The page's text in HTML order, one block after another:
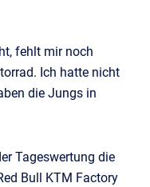
fehlt mir noch
Ich hatte nicht
die Jungs in
Tageswertung die
Bull KTM Factory